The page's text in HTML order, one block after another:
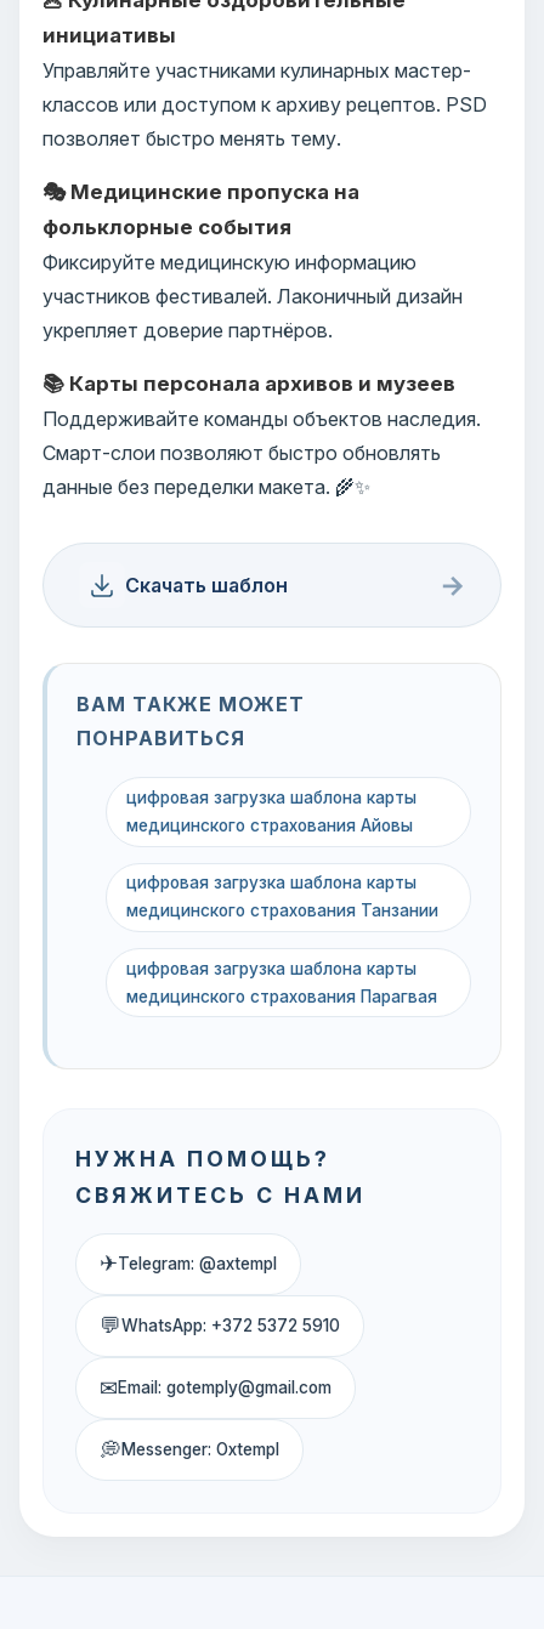
инициативы
Управляйте участниками кулинарных мастер-
классов или доступом к архиву рецептов. PSD
позволяет быстро менять тему.
🎭 Медицинские пропуска на
фольклорные события
Фиксируйте медицинскую информацию
участников фестивалей. Лаконичный дизайн
укрепляет доверие партнёров.
📚 Карты персонала архивов и музеев
Поддерживайте команды объектов наследия.
Смарт-слои позволяют быстро обновлять
данные без переделки макета. 🌾✨
Скачать шаблон →
ВАМ ТАКЖЕ МОЖЕТ
ПОНРАВИТЬСЯ
цифровая загрузка шаблона карты
медицинского страхования Айовы
цифровая загрузка шаблона карты
медицинского страхования Танзании
цифровая загрузка шаблона карты
медицинского страхования Парагвая
НУЖНА ПОМОЩЬ?
СВЯЖИТЕСЬ С НАМИ
✈Telegram: @axtempl
💬WhatsApp: +372 5372 5910
✉Email: gotemply@gmail.com
💭Messenger: Oxtempl